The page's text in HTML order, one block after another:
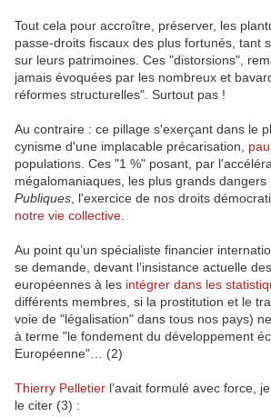
Tout cela pour accroître, préserver, les
passe-droits fiscaux des plus fortunés, tant
sur leurs patrimoines. Ces "distorsions",
jamais évoquées par les nombreux et
réformes structurelles". Surtout pas !
Au contraire : ce pillage s'exerçant dans le
cynisme d'une implacable précarisation,
populations. Ces "1 %" posant, par
mégalomaniaques, les plus grands dangers
Publiques , l'exercice de nos droits
notre vie collective
Au point qu’un spécialiste financier
se demande, devant l’insistance actuelle
européennes à les intégrer dans les
différents membres, si la prostitution et le
voie de "légalisation" dans tous nos pays)
à terme "le fondement du développement
Européenne"… (2)
Thierry Pelletier l’avait formulé avec force,
le citer (3) :